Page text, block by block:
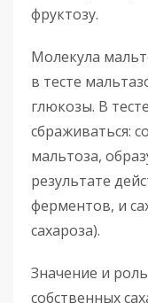
фруктозу.
Молекула
в тесте
глюкозы. В
сбраживаться:
мальтоза,
результате
ферментов, и
сахароза).
Значение и
собственных